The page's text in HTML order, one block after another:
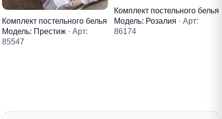
Комплект постельного белья
Модель: Престиж · Арт:
85547
Комплект постельного белья
Модель: Розалия · Арт:
86174